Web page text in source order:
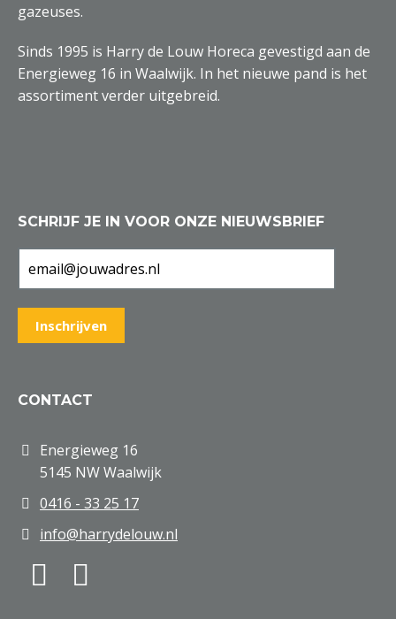
gazeuses.
Sinds 1995 is Harry de Louw Horeca gevestigd aan de
Energieweg 16 in Waalwijk. In het nieuwe pand is het
assortiment verder uitgebreid.
SCHRIJF JE IN VOOR ONZE NIEUWSBRIEF
CONTACT
Energieweg 16
5145 NW Waalwijk
0416 - 33 25 17
info@harrydelouw.nl